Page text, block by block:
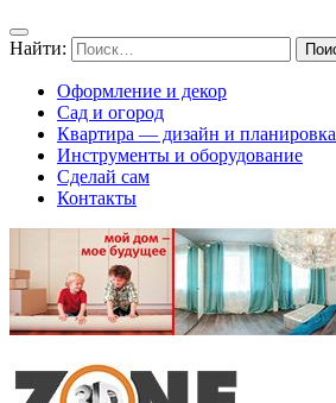
Найти:
Оформление и декор
Сад и огород
Квартира — дизайн и планировка
Инструменты и оборудование
Сделай сам
Контакты